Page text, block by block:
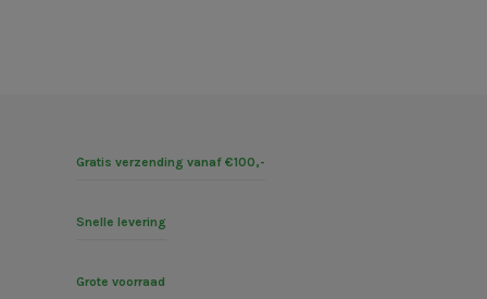
Gratis verzending vanaf €100,-
Snelle levering
Grote voorraad